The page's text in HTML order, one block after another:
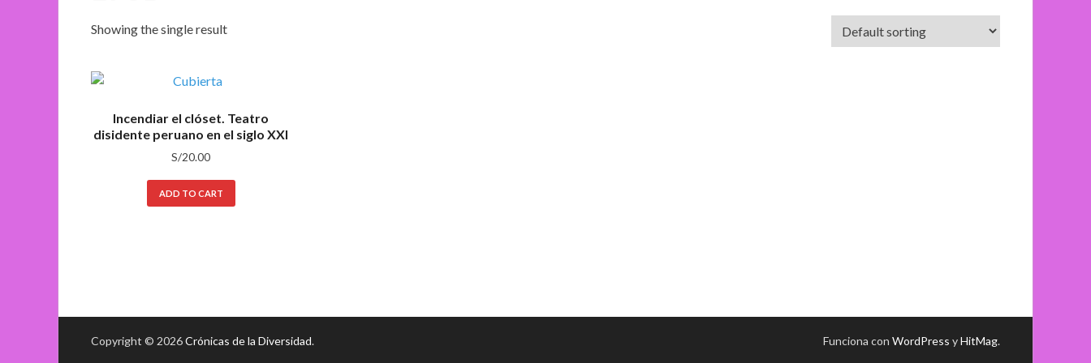
Showing the single result
Incendiar el clóset. Teatro
disidente peruano en el siglo XXI
S/20.00
ADD TO CART
Copyright © 2026Crónicas de la Diversidad. Funciona con WordPress yHitMag.